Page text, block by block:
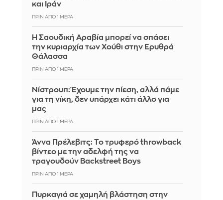
και Ιράν
ΠΡΙΝ ΑΠΌ 1 ΜΈΡΑ
Η Σαουδική Αραβία μπορεί να σπάσει
την κυριαρχία των Χούθι στην Ερυθρά
Θάλασσα
ΠΡΙΝ ΑΠΌ 1 ΜΈΡΑ
Νίστρουπ: Έχουμε την πίεση, αλλά πάμε
για τη νίκη, δεν υπάρχει κάτι άλλο για
μας
ΠΡΙΝ ΑΠΌ 1 ΜΈΡΑ
Άννα Πρέλεβιτς: Το τρυφερό throwback
βίντεο με την αδελφή της να
τραγουδούν Backstreet Boys
ΠΡΙΝ ΑΠΌ 1 ΜΈΡΑ
Πυρκαγιά σε χαμηλή βλάστηση στην